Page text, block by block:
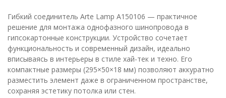
Гибкий соединитель Arte Lamp A150106 — практичное
решение для монтажа однофазного шинопровода в
гипсокартонные конструкции. Устройство сочетает
функциональность и современный дизайн, идеально
вписываясь в интерьеры в стиле хай-тек и техно. Его
компактные размеры (295×50×18 мм) позволяют аккуратно
разместить элемент даже в ограниченном пространстве,
сохраняя эстетику потолка или стен.